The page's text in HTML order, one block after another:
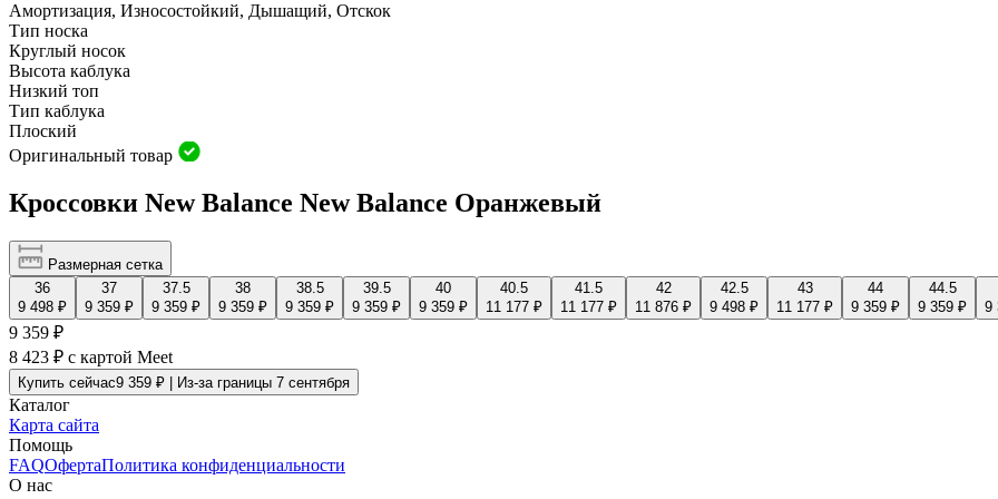
Амортизация, Износостойкий, Дышащий, Oтскок
Тип носка
Круглый носок
Высота каблука
Низкий топ
Тип каблука
Плоский
Оригинальный товар
Кроссовки New Balance New Balance Оранжевый
Размерная сетка
36
9 498 ₽
37
9 359 ₽
37.5
9 359 ₽
38
9 359 ₽
38.5
9 359 ₽
39.5
9 359 ₽
40
9 359 ₽
40.5
11 177 ₽
41.5
11 177 ₽
42
11 876 ₽
42.5
9 498 ₽
43
11 177 ₽
44
9 359 ₽
44.5
9 359 ₽
9
9 359 ₽
8 423 ₽ с картой Meet
Купить сейчас9 359 ₽ | Из-за границы 7 сентября
Каталог
Карта сайта
Помощь
FAQОфертаПолитика конфиденциальности
О нас